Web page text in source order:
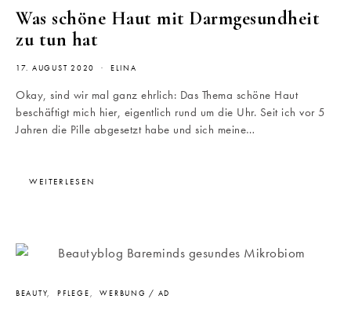
Was schöne Haut mit Darmgesundheit
zu tun hat
17. AUGUST 2020 ELINA
Okay, sind wir mal ganz ehrlich: Das Thema schöne Haut
beschäftigt mich hier, eigentlich rund um die Uhr. Seit ich vor 5
Jahren die Pille abgesetzt habe und sich meine…
WEITERLESEN
BEAUTY PFLEGE WERBUNG / AD